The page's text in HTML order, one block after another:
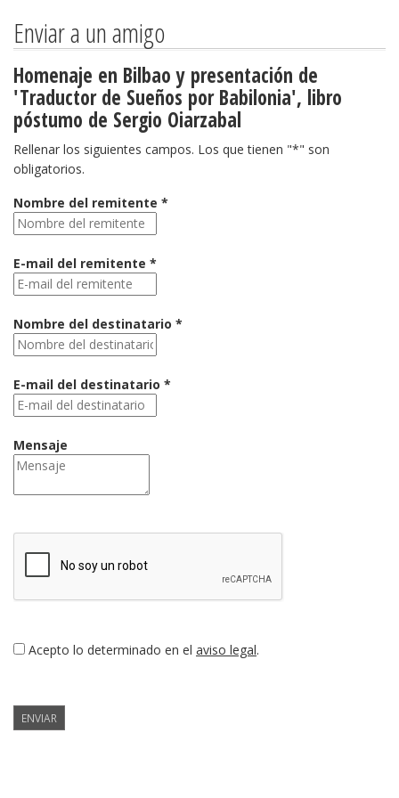
Enviar a un amigo
Homenaje en Bilbao y presentación de
'Traductor de Sueños por Babilonia', libro
póstumo de Sergio Oiarzabal
Rellenar los siguientes campos. Los que tienen "*" son
obligatorios.
Nombre del remitente *
E-mail del remitente *
Nombre del destinatario *
E-mail del destinatario *
Mensaje
Acepto lo determinado en el aviso legal.
ENVIAR